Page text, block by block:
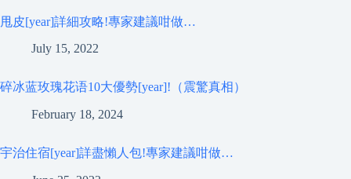
甩皮[year]詳細攻略!專家建議咁做…
July 15, 2022
碎冰蓝玫瑰花语10大優勢[year]!（震驚真相）
February 18, 2024
宇治住宿[year]詳盡懶人包!專家建議咁做…